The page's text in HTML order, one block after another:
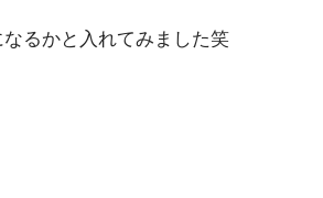
るかと入れてみました笑